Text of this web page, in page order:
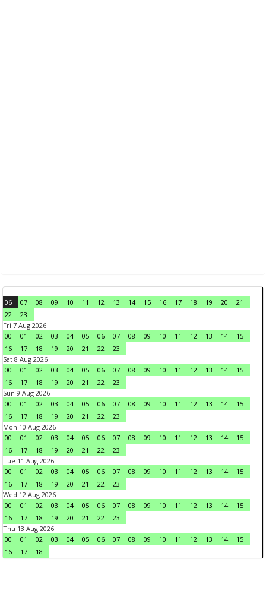
06 07 08 09 10 11 12 13 14 15 16 17 18 19 20
21
22
23
Fri 7 Aug 2026
00
01 02 03 04 05 06 07 08 09 10 11 12 13 14
15
16
17 18 19 20 21 22
23
Sat 8 Aug 2026
00
01 02 03 04 05 06 07 08 09 10 11 12 13 14
15
16
17 18 19 20 21 22
23
Sun 9 Aug 2026
00
01 02 03 04 05 06 07 08 09 10 11 12 13 14
15
16
17 18 19 20 21 22
23
Mon 10 Aug 2026
00
01 02 03 04 05 06 07 08 09 10 11 12 13 14
15
16
17 18 19 20 21 22
23
Tue 11 Aug 2026
00
01 02 03 04 05 06 07 08 09 10 11 12 13 14
15
16
17 18 19 20 21 22
23
Wed 12 Aug 2026
00
01 02 03 04 05 06 07 08 09 10 11 12 13 14
15
16
17 18 19 20 21 22
23
Thu 13 Aug 2026
00
01 02 03 04 05 06 07 08 09 10 11 12 13 14
15
16
17 18